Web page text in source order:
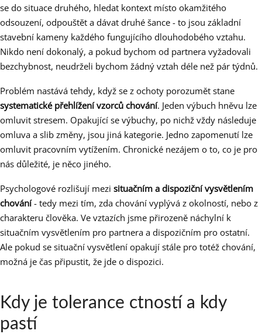
se do situace druhého, hledat kontext místo okamžitého
odsouzení, odpouštět a dávat druhé šance - to jsou základní
stavební kameny každého fungujícího dlouhodobého vztahu.
Nikdo není dokonalý, a pokud bychom od partnera vyžadovali
bezchybnost, neudrželi bychom žádný vztah déle než pár týdnů.
Problém nastává tehdy, když se z ochoty porozumět stane
systematické přehlížení vzorců chování. Jeden výbuch hněvu lze
omluvit stresem. Opakující se výbuchy, po nichž vždy následuje
omluva a slib změny, jsou jiná kategorie. Jedno zapomenutí lze
omluvit pracovním vytížením. Chronické nezájem o to, co je pro
nás důležité, je něco jiného.
Psychologové rozlišují mezi situačním a dispoziční vysvětlením
chování- tedy mezi tím, zda chování vyplývá z okolností, nebo z
charakteru člověka. Ve vztazích jsme přirozeně náchylní k
situačním vysvětlením pro partnera a dispozičním pro ostatní.
Ale pokud se situační vysvětlení opakují stále pro totéž chování,
možná je čas připustit, že jde o dispozici.
Kdy je tolerance ctností a kdy
pastí